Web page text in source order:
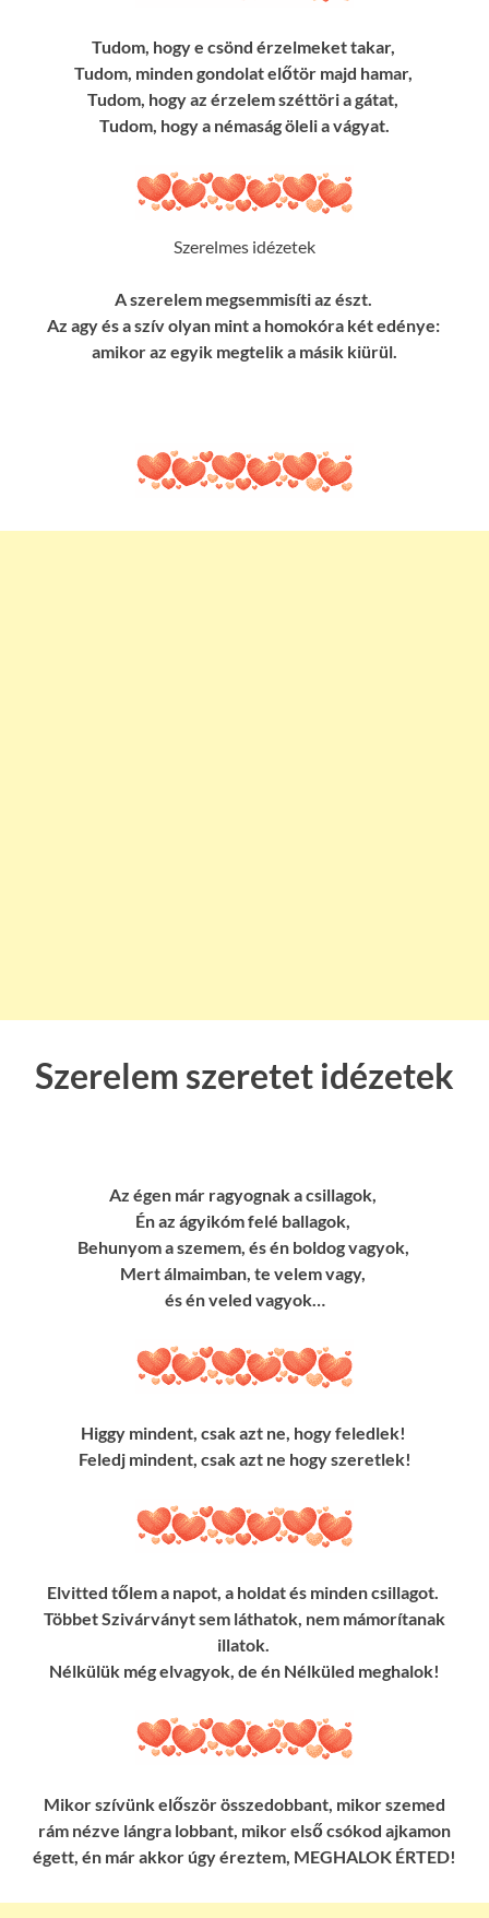
Tudom, hogy e csönd érzelmeket takar,
Tudom, minden gondolat előtör majd hamar,
Tudom, hogy az érzelem széttöri a gátat,
Tudom, hogy a némaság öleli a vágyat.
Szerelmes idézetek
A szerelem megsemmisíti az észt.
Az agy és a szív olyan mint a homokóra két edénye:
amikor az egyik megtelik a másik kiürül.
Szerelem szeretet idézetek
Az égen már ragyognak a csillagok,
Én az ágyikóm felé ballagok,
Behunyom a szemem, és én boldog vagyok,
Mert álmaimban, te velem vagy,
és én veled vagyok…
Higgy mindent, csak azt ne, hogy feledlek!
Feledj mindent, csak azt ne hogy szeretlek!
Elvitted tőlem a napot, a holdat és minden csillagot.
Többet Szivárványt sem láthatok, nem mámorítanak
illatok.
Nélkülük még elvagyok, de én Nélküled meghalok!
Mikor szívünk először összedobbant, mikor szemed
rám nézve lángra lobbant, mikor első csókod ajkamon
égett, én már akkor úgy éreztem, MEGHALOK ÉRTED!